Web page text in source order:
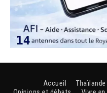
Accueil Thaïlande